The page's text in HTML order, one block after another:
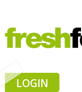
LOGIN